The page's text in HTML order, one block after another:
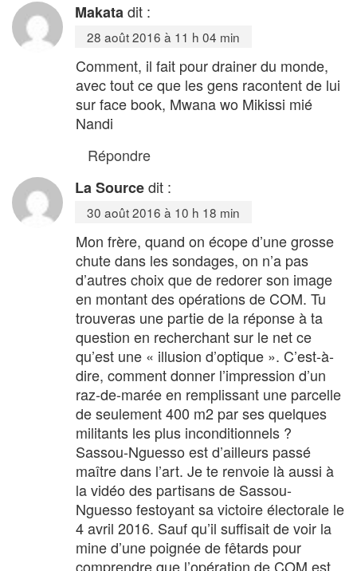
Makatadit :
28 août 2016 à 11 h 04 min
Comment, il fait pour drainer du monde,
avec tout ce que les gens racontent de lui
sur face book, Mwana wo Mikissi mié
Nandi
Répondre
La Sourcedit :
30 août 2016 à 10 h 18 min
Mon frère, quand on écope d’une grosse
chute dans les sondages, on n’a pas
d’autres choix que de redorer son image
en montant des opérations de COM. Tu
trouveras une partie de la réponse à ta
question en recherchant sur le net ce
qu’est une « illusion d’optique ». C’est-à-
dire, comment donner l’impression d’un
raz-de-marée en remplissant une parcelle
de seulement 400 m2 par ses quelques
militants les plus inconditionnels ?
Sassou-Nguesso est d’ailleurs passé
maître dans l’art. Je te renvoie là aussi à
la vidéo des partisans de Sassou-
Nguesso festoyant sa victoire électorale le
4 avril 2016. Sauf qu’il suffisait de voir la
mine d’une poignée de fêtards pour
comprendre que l’opération de COM est